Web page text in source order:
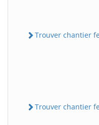
Trouver chantier
Trouver chantier